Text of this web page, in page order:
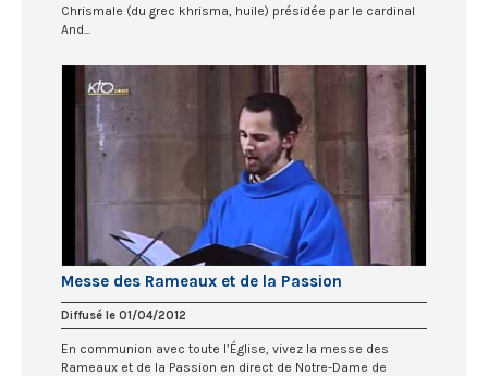
Chrismale (du grec khrisma, huile) présidée par le cardinal
And...
Messe des Rameaux et de la Passion
Diffusé le 01/04/2012
En communion avec toute l’Église, vivez la messe des
Rameaux et de la Passion en direct de Notre-Dame de